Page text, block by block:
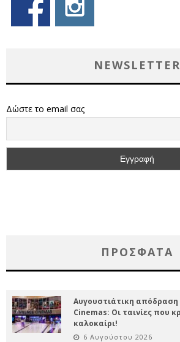
NEWSLETTER
Δώστε το email σας
ΠΡΌΣΦΑΤΑ
Αυγουστιάτικη
Cinemas: Οι ταινίες που
καλοκαίρι!
6 Αυγούστου 2026